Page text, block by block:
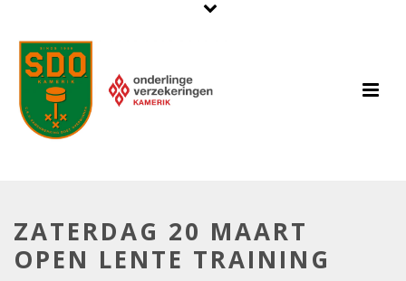
ZATERDAG 20 MAART
OPEN LENTE TRAINING